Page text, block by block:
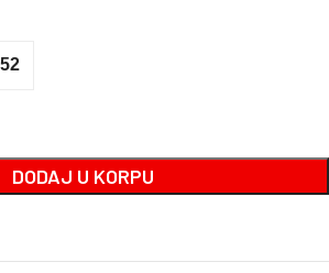
52
DODAJ U KORPU